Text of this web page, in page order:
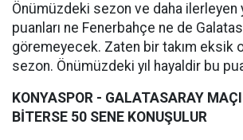
Önümüzdeki sezon ve daha ilerleyen
puanları ne Fenerbahçe ne de
göremeyecek. Zaten bir takım eksik
sezon. Önümüzdeki yıl hayaldir bu
KONYASPOR - GALATASARAY
BİTERSE 50 SENE KONUŞULUR